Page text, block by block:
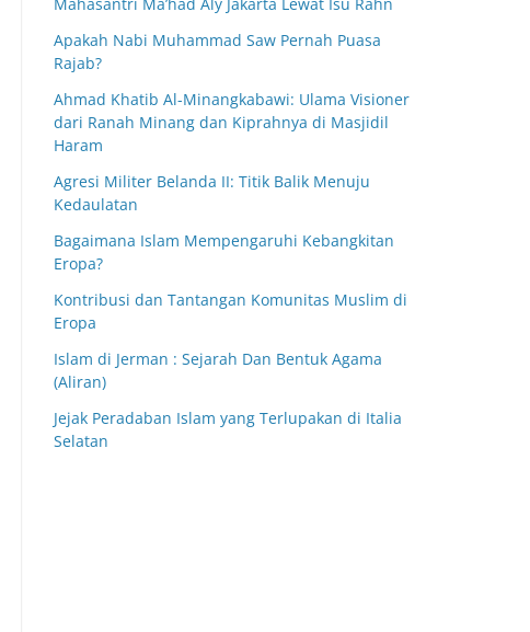
Apakah Nabi Muhammad Saw Pernah Puasa
Rajab?
Ahmad Khatib Al-Minangkabawi: Ulama Visioner
dari Ranah Minang dan Kiprahnya di Masjidil
Haram
Agresi Militer Belanda II: Titik Balik Menuju
Kedaulatan
Bagaimana Islam Mempengaruhi Kebangkitan
Eropa?
Kontribusi dan Tantangan Komunitas Muslim di
Eropa
Islam di Jerman : Sejarah Dan Bentuk Agama
(Aliran)
Jejak Peradaban Islam yang Terlupakan di Italia
Selatan